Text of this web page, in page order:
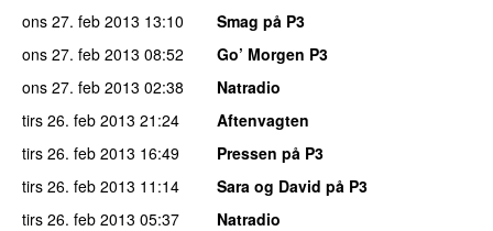
ons 27. feb 2013 13:10
Smag på P3
ons 27. feb 2013 08:52
Go’ Morgen P3
ons 27. feb 2013 02:38
Natradio
tirs 26. feb 2013 21:24
Aftenvagten
tirs 26. feb 2013 16:49
Pressen på P3
tirs 26. feb 2013 11:14
Sara og David på P3
tirs 26. feb 2013 05:37
Natradio